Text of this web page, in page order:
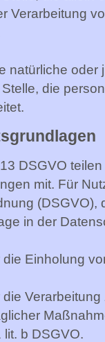
Verarbeitung
natürliche
die
DSGVO
mit. Für
(DSGVO),
in der
Einholung
lit. b DSGVO.